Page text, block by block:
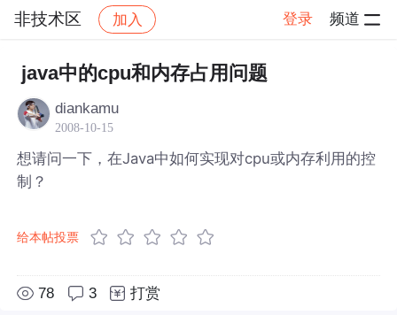
非技术区 加入 登录 频道
社区 非技术区 帖子详情
java中的cpu和内存占用问题
diankamu
2008-10-15
想请问一下，在Java中如何实现对cpu或内存利用的控
制？
给本帖投票
78 3 打赏